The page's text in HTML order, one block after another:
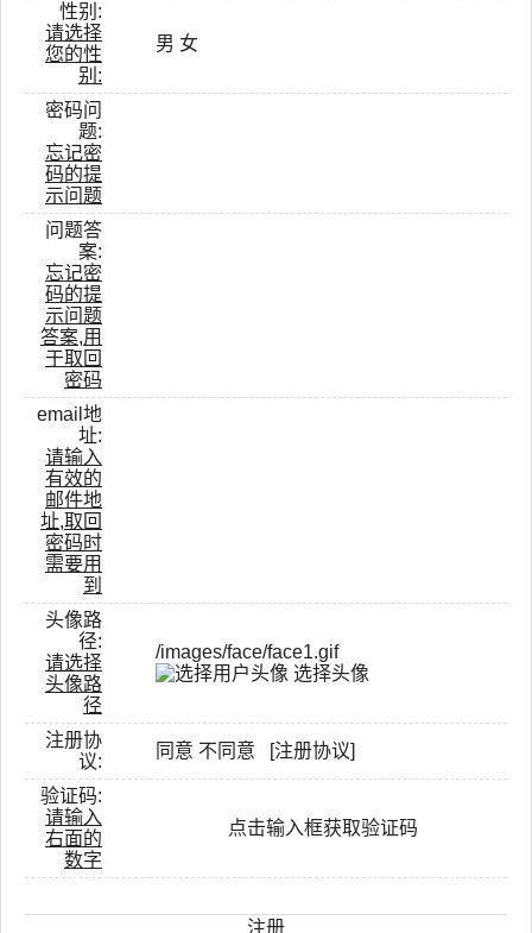
性别:
请选择
您的性
别:
男 女
密码问
题:
忘记密
码的提
示问题
问题答
案:
忘记密
码的提
示问题
答案,用
于取回
密码
email地
址:
请输入
有效的
邮件地
址,取回
密码时
需要用
到
头像路
径:
请选择
头像路
径
选择头像
注册协
议:
同意 不同意 [注册协议]
验证码:
请输入
右面的
数字
点击输入框获取验证码